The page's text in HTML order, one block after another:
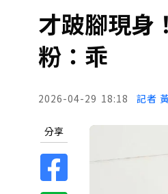
八點檔女
才跛腳現身
粉：乖
2026-04-29 18:18 記者
分享